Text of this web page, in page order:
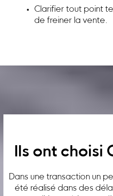
Clarifier tout point
de freiner la vente.
Ils ont choisi
Dans une transaction un
été réalisé dans des